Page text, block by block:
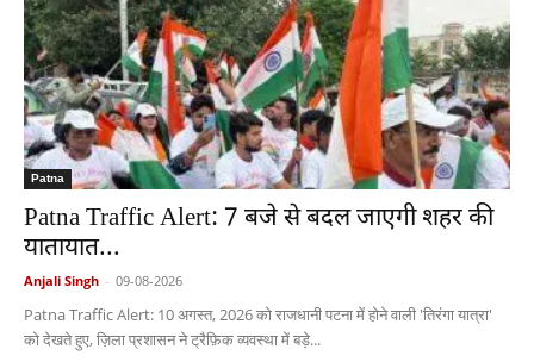
Patna
Patna Traffic Alert: 7 बजे से बदल जाएगी शहर की
यातायात...
Anjali Singh - 09-08-2026
Patna Traffic Alert: 10 अगस्त, 2026 को राजधानी पटना में होने वाली 'तिरंगा यात्रा'
को देखते हुए, ज़िला प्रशासन ने ट्रैफ़िक व्यवस्था में बड़े...